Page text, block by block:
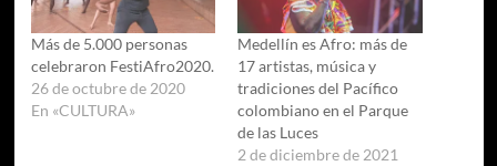
Más de 5.000 personas
celebraron FestiAfro2020.
26 de octubre de 2020
En «CULTURA»
Medellín es Afro: más de
17 artistas, música y
tradiciones del Pacífico
colombiano en el Parque
de las Luces
2 de diciembre de 2021